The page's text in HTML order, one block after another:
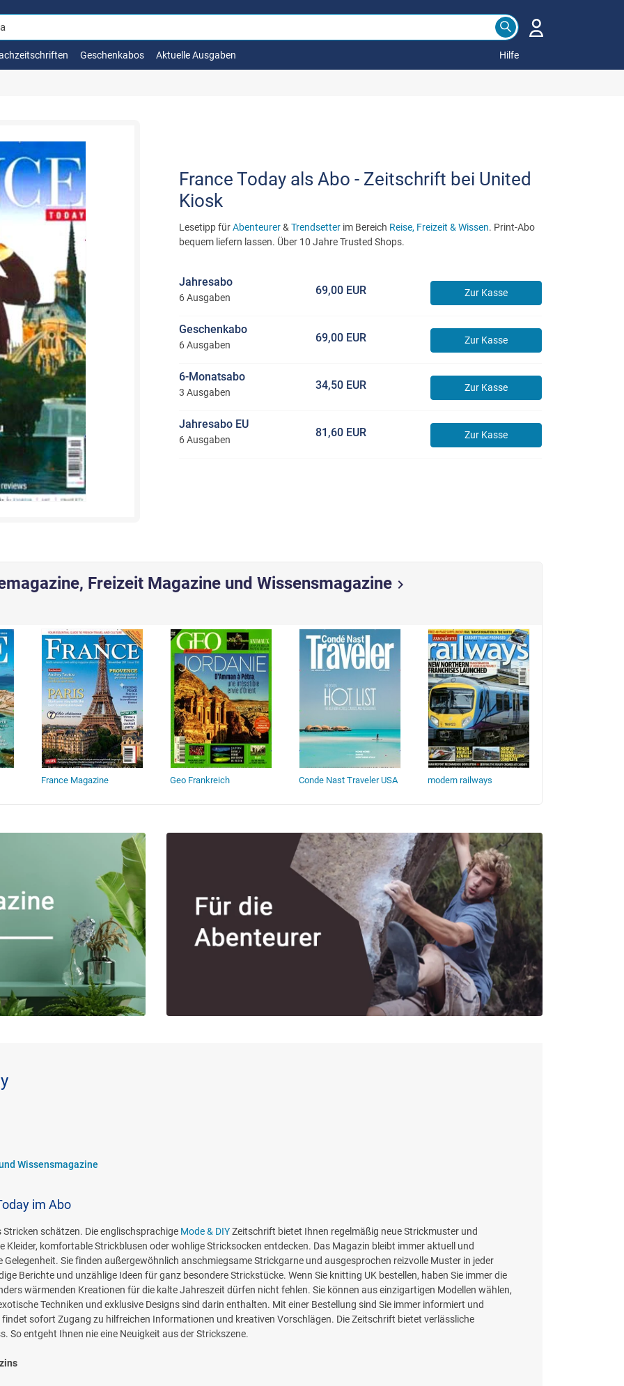
Geschenkabos Aktuelle Ausgaben Hilfe
France Today als Abo - Zeitschrift bei United
Kiosk
Lesetipp fürAbenteurer& Trendsetterim Bereich Reise, Freizeit & Wissen. Print-Abo
bequem liefern lassen. Über 10 Jahre Trusted Shops.
Jahresabo
6 Ausgaben Zur Kasse
69,00 EUR
Geschenkabo
6 Ausgaben Zur Kasse
69,00 EUR
6-Monatsabo
3 Ausgaben Zur Kasse
34,50 EUR
Jahresabo EU
6 Ausgaben Zur Kasse
81,60 EUR
Freizeit Magazine und Wissensmagazine chevron_right
France Magazine Geo Frankreich Conde Nast Traveler USA modern railways
Wissensmagazine
im Abo
schätzen. Die englischsprachige Mode & DIYZeitschrift bietet Ihnen regelmäßig neue Strickmuster und
Kleider, komfortable Strickblusen oder wohlige Stricksocken entdecken. Das Magazin bleibt immer aktuell und
Sie finden außergewöhnlich anschmiegsame Strickgarne und ausgesprochen reizvolle Muster in jeder
Berichte und unzählige Ideen für ganz besondere Strickstücke. Wenn Sie knitting UK bestellen, haben Sie immer die
wärmenden Kreationen für die kalte Jahreszeit dürfen nicht fehlen. Sie können aus einzigartigen Modellen wählen,
Techniken und exklusive Designs sind darin enthalten. Mit einer Bestellung sind Sie immer informiert und
sofort Zugang zu hilfreichen Informationen und kreativen Vorschlägen. Die Zeitschrift bietet verlässliche
So entgeht Ihnen nie eine Neuigkeit aus der Strickszene.